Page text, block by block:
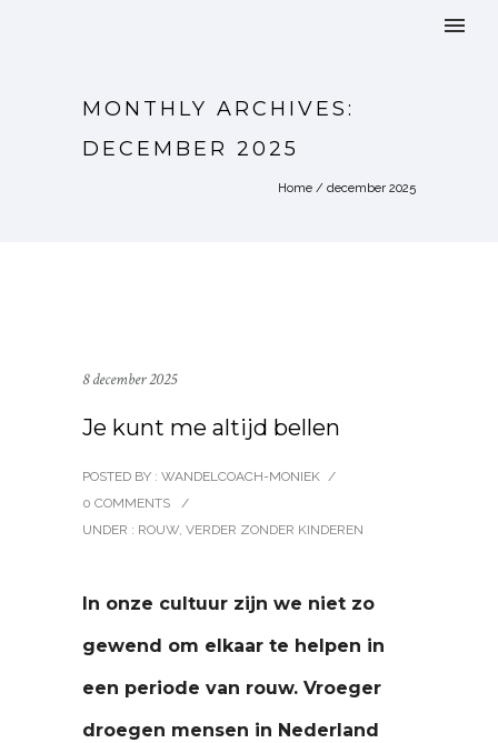
MONTHLY ARCHIVES:
DECEMBER 2025
Home / december 2025
8 december 2025
Je kunt me altijd bellen
POSTED BY : WANDELCOACH-MONIEK /
0 COMMENTS
/
UNDER : ROUW, VERDER ZONDER KINDEREN
In onze cultuur zijn we niet zo
gewend om elkaar te helpen in
een periode van rouw. Vroeger
droegen mensen in Nederland